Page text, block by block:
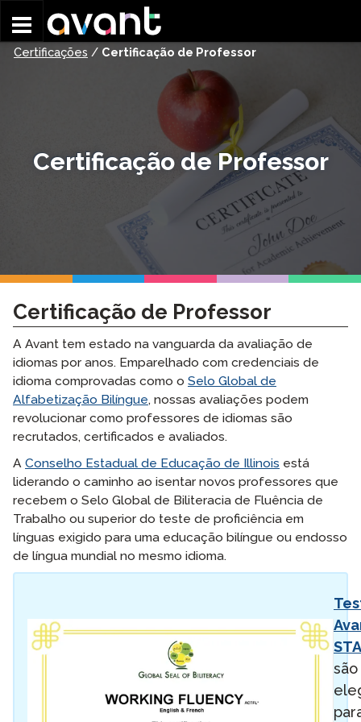
Certificações / Certificação de Professor
Certificação de Professor
Certificação de Professor
A Avant tem estado na vanguarda da avaliação de
idiomas por anos. Emparelhado com credenciais de
idioma comprovadas como o Selo Global de
Alfabetização Bilíngue, nossas avaliações podem
revolucionar como professores de idiomas são
recrutados, certificados e avaliados.
A Conselho Estadual de Educação de Illinois está
liderando o caminho ao isentar novos professores que
recebem o Selo Global de Biliteracia de Fluência de
Trabalho ou superior do teste de proficiência em
línguas exigido para uma educação bilíngue ou endosso
de língua mundial no mesmo idioma.
são